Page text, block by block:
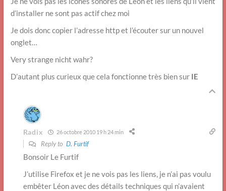
d’installer ne sont pas actif chez moi
Je dois donc copier l’adresse http et l’écouter sur un nouvel
onglet…
Very strange nicht wahr?
D’autant plus curieux que cela fonctionne très bien sur IE
Radix 26 octobre 2010 19 h 24 min
Reply to D. Furtif
Bonsoir Le Furtif
J’utilise Firefox et je ne vois pas les liens, je n’ai pas voulu
embêter Léon avec des détails techniques qui n’avaient